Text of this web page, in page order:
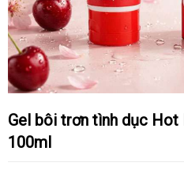
Gel bôi trơn tình dục Hot Kiss hương cherry
100ml